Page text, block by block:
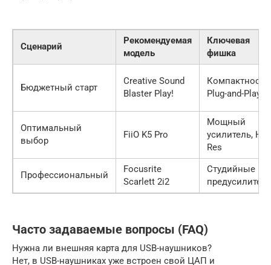
Сценарий
Рекомендуемая
модель
Ключевая
фишка
Бюджетный старт
Creative Sound
Blaster Play!
Компактность,
Plug-and-Play
Оптимальный
выбор
FiiO K5 Pro
Мощный
усилитель, Hi-
Res
Профессиональный
Focusrite
Scarlett 2i2
Студийные
Часто задаваемые вопросы (FAQ)
Нужна ли внешняя карта для USB-наушников?
Нет, в USB-наушниках уже встроен свой ЦАП и